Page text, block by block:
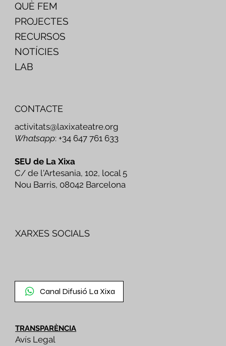
QUÈ FEM
PROJECTES
RECURSOS
NOTÍCIES
LAB
CONTACTE
activitats@laxixateatre.org
Whatsapp: +34 647 761 633
SEU de La Xixa
C/ de l'Artesania, 102, local 5
Nou Barris, 08042 Barcelona
XARXES SOCIALS
Canal Difusió La Xixa
TRANSPARÈNCIA
Avís Legal